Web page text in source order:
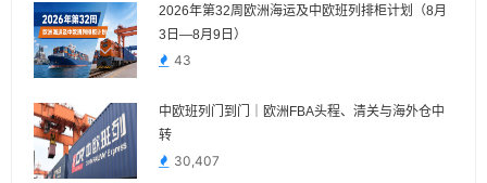
2026年第32周欧洲海运及中欧班列排柜计划（8月
3日—8月9日）
43
中欧班列门到门｜欧洲FBA头程、清关与海外仓中
转
30,407